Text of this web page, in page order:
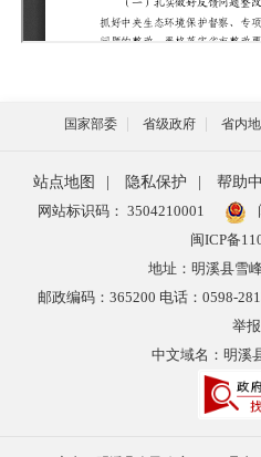
国家部委 省级政府 省内
站点地图 隐私保护 帮助
网站标识码： 3504210001
闽ICP备
地址：明溪县雪
邮政编码：365200 电话：0598-
举报
中文域名：明溪